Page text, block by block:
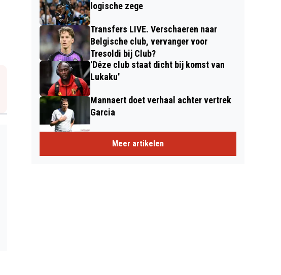
logische zege
Transfers LIVE. Verschaeren naar
Belgische club, vervanger voor
Tresoldi bij Club?
'Déze club staat dicht bij komst van
Lukaku'
Mannaert doet verhaal achter vertrek
Garcia
Meer artikelen